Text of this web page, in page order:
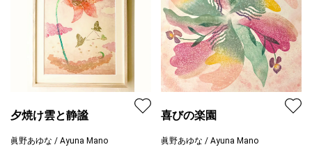
夕焼け雲と静謐
眞野あゆな / Ayuna Mano
喜びの楽園
眞野あゆな / Ayuna Mano